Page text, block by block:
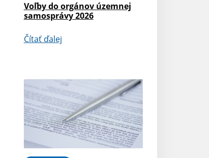
Voľby do orgánov územnej
samosprávy 2026
Čítať ďalej